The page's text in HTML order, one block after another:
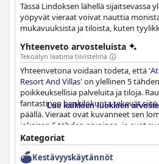
Tässä Lindoksen lähellä sijaitsevassa
yöpyvät vieraat voivat nauttia
mukavuuksista ja tiloista, kuten
jossa on rantapalvelut kaikille vieraille,
on virkistäviä hoitoja,
sekä all-inclusive-ominaisuuksista,
oleskelusta todella rentouttavan.
Yhteenveto arvosteluista
Tekoälyn laatima tiivistelmä
Yhteenvetona voidaan todeta, että '
Resort And Villas' on ylellinen 5
poikkeuksellisia palveluita ja tiloja.
fantastinen henkilökunta tekevät
päällä. Vieraat ovat kuvanneet sen
jokaisen 5 tähden arvoinen, ja ovat
Tarjotut palvelut ovat erinomaisia,
pandemian aikana. Vaikka jotkut
ehkä ylihinnoiteltu,
Lue kaikkien luokkien
Kategoriat
Kestävyyskäytännöt